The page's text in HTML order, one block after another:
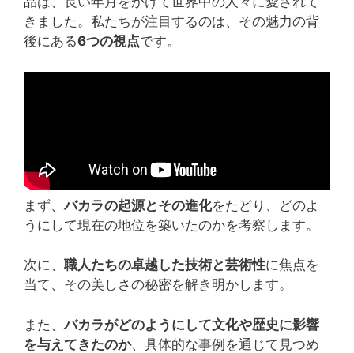
きました。私たちが注目するのは、その魅力の背
後にある6つの視点です。
まず、バカラの起源とその進化をたどり、どのよ
うにして現在の地位を築いたのかを考察します。
次に、 職人たちの卓越した技術と芸術性に焦点を
当て、その美しさの秘密を解き明かします。
また、バカラがどのようにして文化や歴史に影響
を与えてきたのか、具体的な事例を通じて見つめ